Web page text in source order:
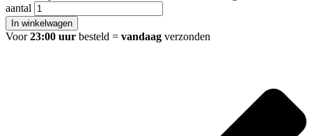
aantal
In winkelwagen
Voor23:00 uur besteld = vandaag verzonden